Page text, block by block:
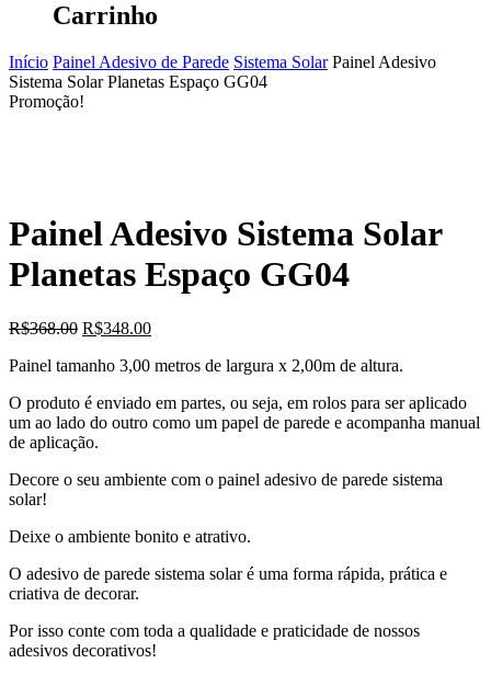
Carrinho
Início Painel Adesivo de Parede Sistema Solar Painel Adesivo
Sistema Solar Planetas Espaço GG04
Promoção!
Painel Adesivo Sistema Solar
Planetas Espaço GG04
R$368.00 O
original
R$368.00.
R$348.00O
atual
R$348.00.
Painel tamanho 3,00 metros de largura x 2,00m de altura.
O produto é enviado em partes, ou seja, em rolos para ser aplicado
um ao lado do outro como um papel de parede e acompanha manual
de aplicação.
Decore o seu ambiente com o painel adesivo de parede sistema
solar!
Deixe o ambiente bonito e atrativo.
O adesivo de parede sistema solar é uma forma rápida, prática e
criativa de decorar.
Por isso conte com toda a qualidade e praticidade de nossos
adesivos decorativos!